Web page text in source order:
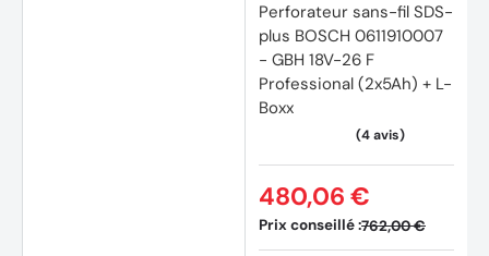
Perforateur sans-fil SDS-
plus BOSCH 0611910007
- GBH 18V-26 F
Professional (2x5Ah) + L-
Boxx
Prix conseillé :762,00 €
480,06 €